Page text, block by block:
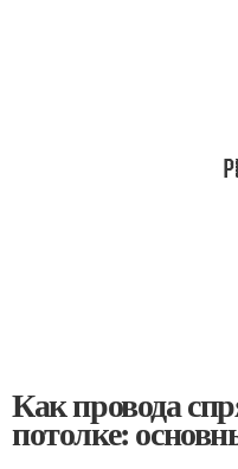
Как провода
потолке: